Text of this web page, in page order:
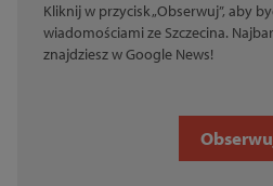
Kliknij w przycisk „Obserwuj”, aby
wiadomościami ze Szczecina.
znajdziesz w Google News!